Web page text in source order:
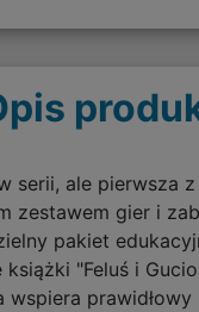
serii, ale pierwsza
zestawem gier i
pakiet
książki "Feluś i
wspiera